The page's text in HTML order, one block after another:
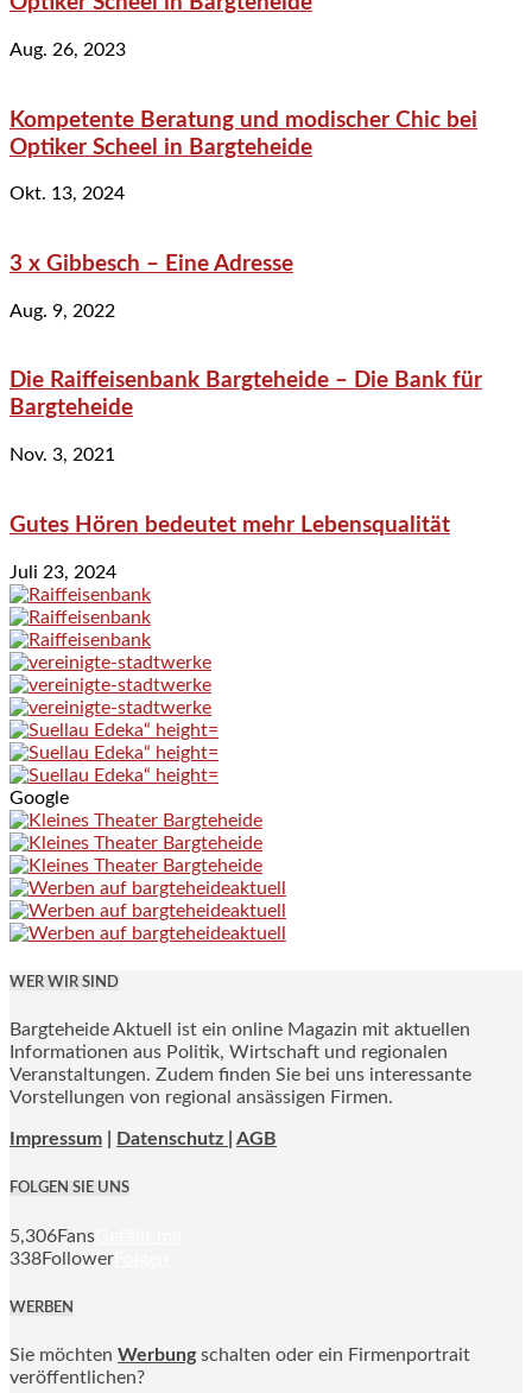
Aug. 26, 2023
Kompetente Beratung und modischer Chic bei
Optiker Scheel in Bargteheide
Okt. 13, 2024
3 x Gibbesch – Eine Adresse
Aug. 9, 2022
Die Raiffeisenbank Bargteheide – Die Bank für
Bargteheide
Nov. 3, 2021
Gutes Hören bedeutet mehr Lebensqualität
Juli 23, 2024
Google
WER WIR SIND
Bargteheide Aktuell ist ein online Magazin mit aktuellen
Informationen aus Politik, Wirtschaft und regionalen
Veranstaltungen. Zudem finden Sie bei uns interessante
Vorstellungen von regional ansässigen Firmen.
Impressum Datenschutz | AGB
FOLGEN SIE UNS
5,306Fans
338Follower
WERBEN
Sie möchten Werbung schalten oder ein Firmenportrait
veröffentlichen?